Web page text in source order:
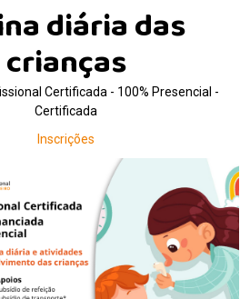
diária das
crianças
Certificada - 100% Presencial -
Certificada
Inscrições